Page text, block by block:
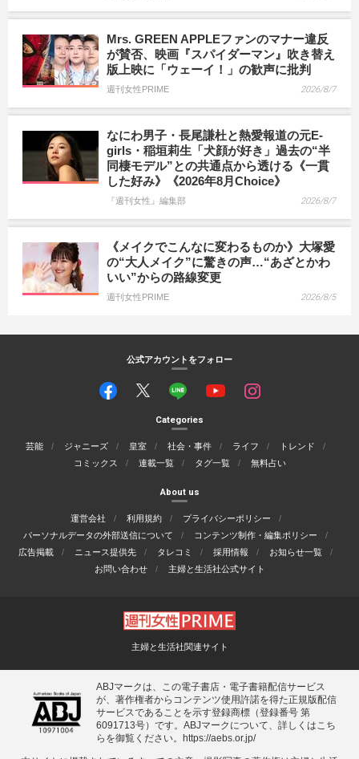
Mrs. GREEN APPLEファンのマナー違反
が賛否、映画『スパイダーマン』吹き替え
版上映に「ウェーイ！」の歓声に批判
週刊女性PRIME 2026/8/7
なにわ男子・長尾謙杜と熱愛報道の元E-
girls・稲垣莉生「犬顔が好き」過去の“半
同棲モデル”との共通点から透ける《一貫
した好み》《2026年8月Choice》
『週刊女性』編集部 2026/8/7
《メイクでこんなに変わるものか》大塚愛
の“大人メイク”に驚きの声…“あざとかわ
いい”からの路線変更
週刊女性PRIME 2026/8/5
公式アカウントをフォロー
Categories
芸能 ジャニーズ 皇室 社会・事件 ライフ
トレンド
コミックス
連載一覧 タグ一覧 無料占い
About us
運営会社 利用規約
プライバシーポリシー
パーソナルデータの外部送信について
コンテンツ制作・編集ポリシー
広告掲載
ニュース提供先 タレコミ 採用情報
お知らせ一覧
お問い合わせ
主婦と生活社公式サイト
主婦と生活社関連サイト
ABJマークは、この電子書店・電子書籍配信サービス
が、著作権者からコンテンツ使用許諾を得た正規版配信
サービスであることを示す登録商標（登録番号 第
6091713号）です。ABJマークについて、詳しくはこち
らを御覧ください。
https://aebs.or.jp/